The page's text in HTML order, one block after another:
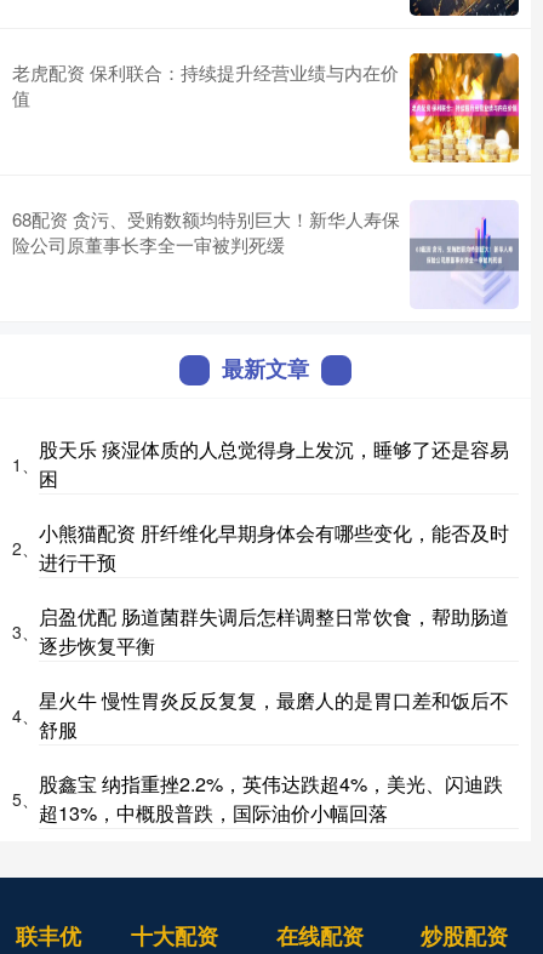
老虎配资 保利联合：持续提升经营业绩与内在价
值
68配资 贪污、受贿数额均特别巨大！新华人寿保
险公司原董事长李全一审被判死缓
最新文章
1、
股天乐 痰湿体质的人总觉得身上发沉，睡够了还是容易
困
2、
小熊猫配资 肝纤维化早期身体会有哪些变化，能否及时
进行干预
3、
启盈优配 肠道菌群失调后怎样调整日常饮食，帮助肠道
逐步恢复平衡
4、
星火牛 慢性胃炎反反复复，最磨人的是胃口差和饭后不
舒服
5、
股鑫宝 纳指重挫2.2%，英伟达跌超4%，美光、闪迪跌
超13%，中概股普跌，国际油价小幅回落
联丰优
十大配资
在线配资
炒股配资